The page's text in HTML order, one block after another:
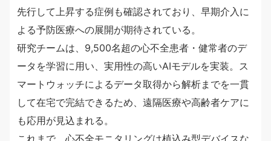
先行して上昇する症例も確認されており、早期介入に
よる予防医療への展開が期待されている。
研究チームは、9,500名超の心不全患者・健常者のデ
ータを学習に用い、実用性の高いAIモデルを実装。ス
マートウォッチによるデータ取得から解析までを一貫
して在宅で完結できるため、遠隔医療や高齢者ケアに
も応用が見込まれる。
これまで、心不全モニタリングは植込み型デバイスな